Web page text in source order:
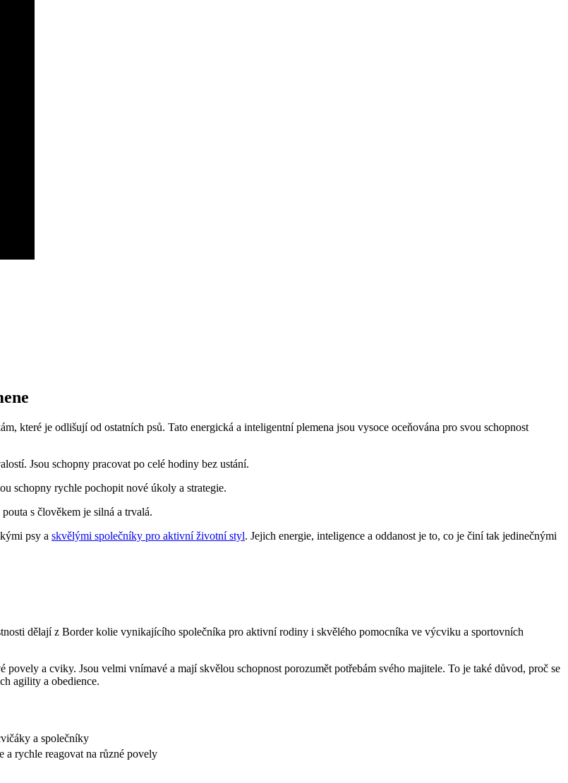
které je odlišují od ostatních psů. Tato energická a inteligentní plemena jsou vysoce oceňována pro svou schopnost
Jsou schopny pracovat po celé hodiny bez ustání.
schopny rychle pochopit nové úkoly a strategie.
s člověkem je silná a trvalá.
psy a skvělými společníky pro aktivní životní styl. Jejich energie, inteligence a oddanost je to, co je činí tak jedinečnými
dělají z Border kolie vynikajícího společníka pro aktivní rodiny i skvělého pomocníka ve výcviku a sportovních
a cviky. Jsou velmi vnímavé a mají skvělou schopnost porozumět potřebám svého majitele. To je také důvod, proč se
agility a obedience.
a společníky
a rychle reagovat na různé povely